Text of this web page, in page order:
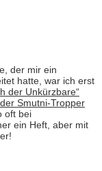
der mir ein
hatte, war ich erst
der Unkürzbare“
Smutni-Tropper
oft bei
ein Heft, aber mit